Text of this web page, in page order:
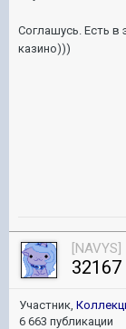
Соглашусь. Есть в
казино)))
[NAVYS]
32167
Участник,
6 663 публикации